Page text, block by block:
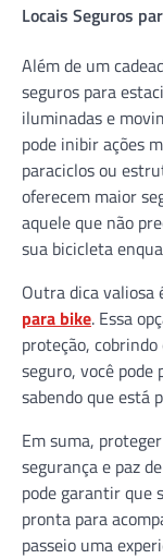
Locais Seguros
Além de um
seguros para
iluminadas e
pode inibir ações
paraciclos ou
oferecem maior
aquele que não
sua bicicleta
Outra dica valiosa
para bike. Essa
proteção,
seguro, você
sabendo que está
Em suma,
segurança e paz
pode garantir que
pronta para
passeio uma